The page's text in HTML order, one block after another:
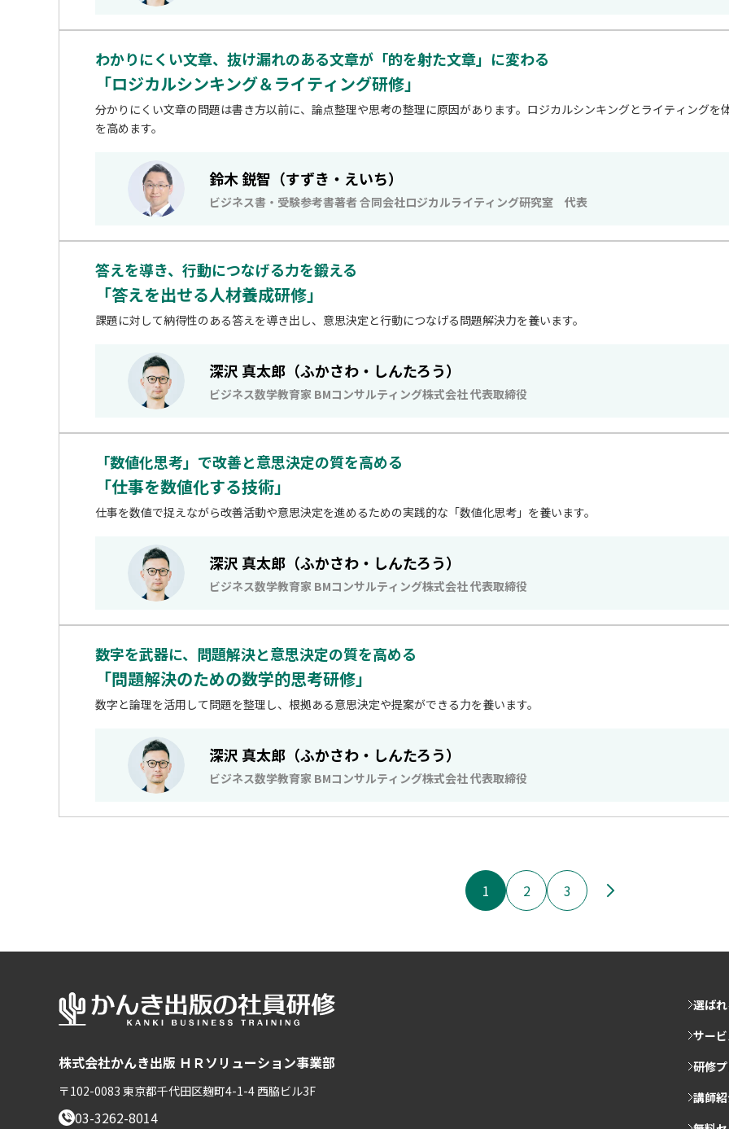
わかりにくい文章、抜け漏れのある文章が「的を射た文章」に変わる
「ロジカルシンキング＆ライティング研修」
分かりにくい文章の問題は書き方以前に、論点整理や思考の整理に原因があります。ロジカルシンキングとライティング
を高めます。
鈴木 鋭智（すずき・えいち）
ビジネス書・受験参考書著者 合同会社ロジカルライティング研究室 代表
答えを導き、行動につなげる力を鍛える
「答えを出せる人材養成研修」
課題に対して納得性のある答えを導き出し、意思決定と行動につなげる問題解決力を養います。
深沢 真太郎（ふかさわ・しんたろう）
ビジネス数学教育家 BMコンサルティング株式会社 代表取締役
「数値化思考」で改善と意思決定の質を高める
「仕事を数値化する技術」
仕事を数値で捉えながら改善活動や意思決定を進めるための実践的な「数値化思考」を養います。
深沢 真太郎（ふかさわ・しんたろう）
ビジネス数学教育家 BMコンサルティング株式会社 代表取締役
数字を武器に、問題解決と意思決定の質を高める
「問題解決のための数学的思考研修」
数字と論理を活用して問題を整理し、根拠ある意思決定や提案ができる力を養います。
深沢 真太郎（ふかさわ・しんたろう）
ビジネス数学教育家 BMコンサルティング株式会社 代表取締役
1 2 3
株式会社かんき出版 ＨＲソリューション事業部
〒102-0083 東京都千代田区麹町4-1-4 西脇ビル3F
03-3262-8014
選ば
サー
研修
講師